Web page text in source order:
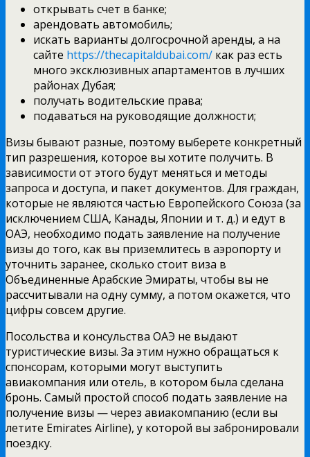
открывать счет в банке;
арендовать автомобиль;
искать варианты долгосрочной аренды, а на
сайте https://thecapitaldubai.com/ как раз есть
много эксклюзивных апартаментов в лучших
районах Дубая;
получать водительские права;
подаваться на руководящие должности;
Визы бывают разные, поэтому выберете конкретный
тип разрешения, которое вы хотите получить. В
зависимости от этого будут меняться и методы
запроса и доступа, и пакет документов. Для граждан,
которые не являются частью Европейского Союза (за
исключением США, Канады, Японии и т. д.) и едут в
ОАЭ, необходимо подать заявление на получение
визы до того, как вы приземлитесь в аэропорту и
уточнить заранее, сколько стоит виза в
Объединенные Арабские Эмираты, чтобы вы не
рассчитывали на одну сумму, а потом окажется, что
цифры совсем другие.
Посольства и консульства ОАЭ не выдают
туристические визы. За этим нужно обращаться к
спонсорам, которыми могут выступить
авиакомпания или отель, в котором была сделана
бронь. Самый простой способ подать заявление на
получение визы — через авиакомпанию (если вы
летите Emirates Airline), у которой вы забронировали
поездку.